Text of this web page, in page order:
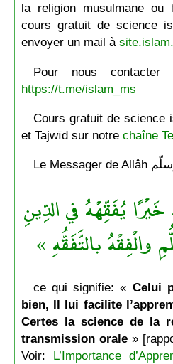
la religion musulmane ou
cours gratuit de science
envoyer un mail à
Pour nous contacter
https://t.me/islam_ms
Cours gratuit de science
et Tajwīd sur notre chaîne
يُفَقِّهْهُ في الدِّينِ
والْفِقْهُ بالتَّفَقُّهِ »
ce qui signifie: « Celui
bien, Il lui facilite
Certes la science de la
transmission orale»
Voir: L’Importance